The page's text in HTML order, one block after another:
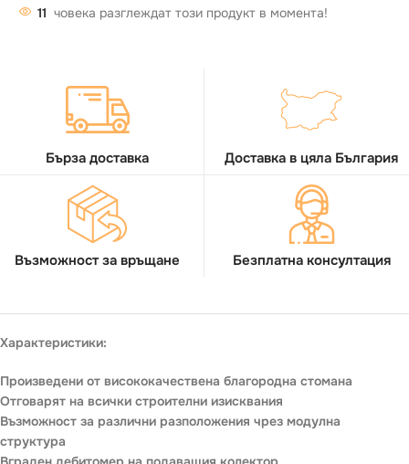
11 човека разглеждат този продукт в момента!
Бърза доставка Доставка в цяла България
Възможност за връщане Безплатна консултация
Характеристики:
Произведени от висококачествена благородна стомана
Отговарят на всички строителни изисквания
Възможност за различни разположения чрез модулна
структура